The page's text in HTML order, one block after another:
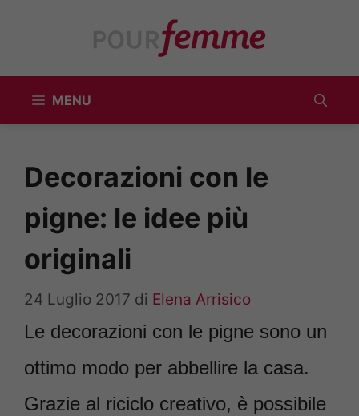
MENU
Decorazioni con le
pigne: le idee più
originali
24 Luglio 2017 di Elena Arrisico
Le decorazioni con le pigne sono un
ottimo modo per abbellire la casa.
Grazie al riciclo creativo, è possibile